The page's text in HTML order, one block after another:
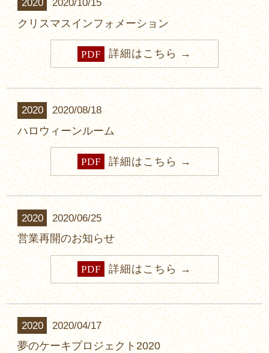
2020 2020/10/15
クリスマスインフォメーション
PDF 詳細はこちら
2020 2020/08/18
ハロウィーンルーム
PDF 詳細はこちら
2020 2020/06/25
営業再開のお知らせ
PDF 詳細はこちら
2020 2020/04/17
夢のケーキプロジェクト2020